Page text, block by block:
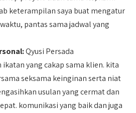
keterampilan saya buat mengatur
pantas sama jadwal yang
Qyusi Persada
yang cakap sama klien. kita
seksama keinginan serta niat
usulan yang cermat dan
komunikasi yang baik dan juga